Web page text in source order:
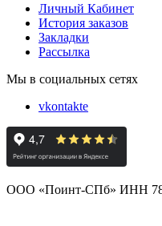
Личный Кабинет
История заказов
Закладки
Рассылка
Мы в социальных сетях
vkontakte
ООО «Поинт-СПб» ИНН